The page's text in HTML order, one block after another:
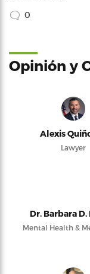
0
Opinión y
Alexis
Lawyer
Dr. Barbara D.
Mental Health &